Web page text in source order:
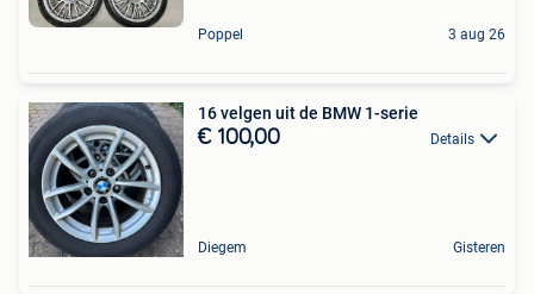
Poppel 3 aug 26
16 velgen uit de BMW 1-serie
€ 100,00 Details
Diegem Gisteren